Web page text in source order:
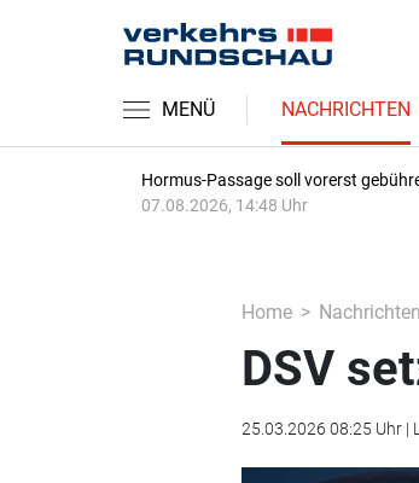
MENÜ NACHRICHTEN
Hormus-Passage soll vorerst
07.08.2026, 14:48 Uhr
Home Nachrichten
DSV
25.03.2026 08:25 Uhr |